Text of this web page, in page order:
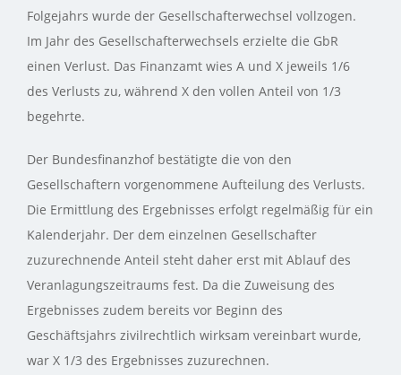
Folgejahrs wurde der Gesellschafterwechsel vollzogen.
Im Jahr des Gesellschafterwechsels erzielte die GbR
einen Verlust. Das Finanzamt wies A und X jeweils 1/6
des Verlusts zu, während X den vollen Anteil von 1/3
begehrte.
Der Bundesfinanzhof bestätigte die von den
Gesellschaftern vorgenommene Aufteilung des Verlusts.
Die Ermittlung des Ergebnisses erfolgt regelmäßig für ein
Kalenderjahr. Der dem einzelnen Gesellschafter
zuzurechnende Anteil steht daher erst mit Ablauf des
Veranlagungszeitraums fest. Da die Zuweisung des
Ergebnisses zudem bereits vor Beginn des
Geschäftsjahrs zivilrechtlich wirksam vereinbart wurde,
war X 1/3 des Ergebnisses zuzurechnen.